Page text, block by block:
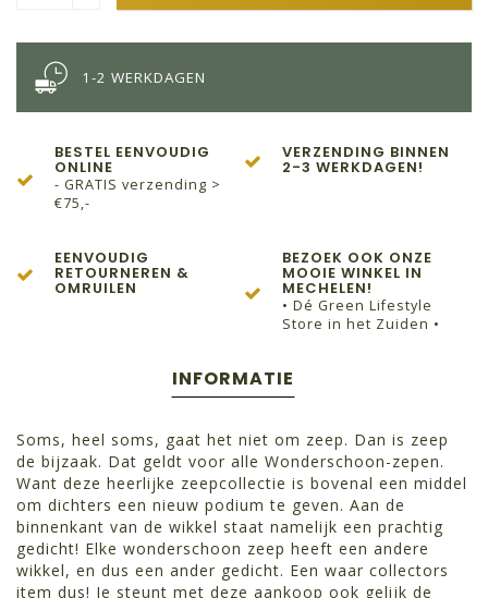
1-2 WERKDAGEN
BESTEL EENVOUDIG
ONLINE
- GRATIS verzending >
€75,-
VERZENDING BINNEN
2-3 WERKDAGEN!
EENVOUDIG
RETOURNEREN &
OMRUILEN
BEZOEK OOK ONZE
MOOIE WINKEL IN
MECHELEN!
• Dé Green Lifestyle
Store in het Zuiden •
INFORMATIE
Soms, heel soms, gaat het niet om zeep. Dan is zeep
de bijzaak. Dat geldt voor alle Wonderschoon-zepen.
Want deze heerlijke zeepcollectie is bovenal een middel
om dichters een nieuw podium te geven. Aan de
binnenkant van de wikkel staat namelijk een prachtig
gedicht! Elke wonderschoon zeep heeft een andere
wikkel, en dus een ander gedicht. Een waar collectors
item dus! Je steunt met deze aankoop ook gelijk de